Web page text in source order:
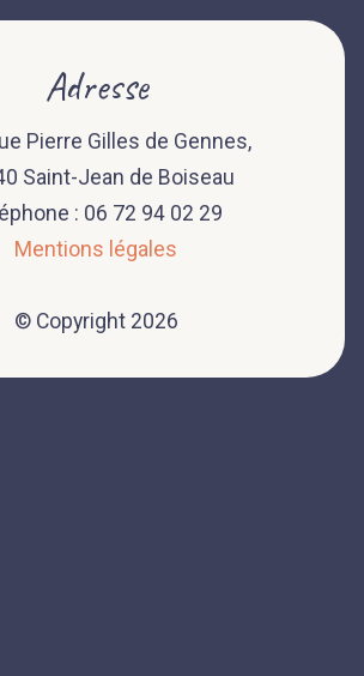
Adresse
Pierre Gilles de Gennes,
Saint-Jean de Boiseau
: 06 72 94 02 29
Mentions légales
© Copyright 2026